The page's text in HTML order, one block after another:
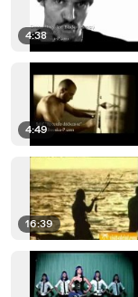
4:38
4:49
16:39